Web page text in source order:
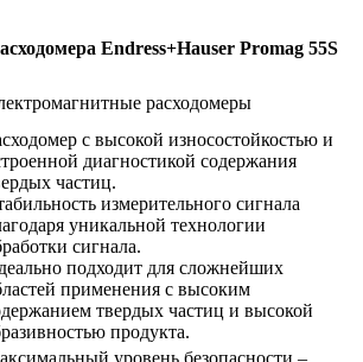
Endress+Hauser Promag 55S
расходомеры
с высокой износостойкостью и
диагностикой содержания
частиц.
измерительного сигнала
уникальной технологии
сигнала.
подходит для сложнейших
применения с высоким
твердых частиц и высокой
продукта.
уровень безопасности –